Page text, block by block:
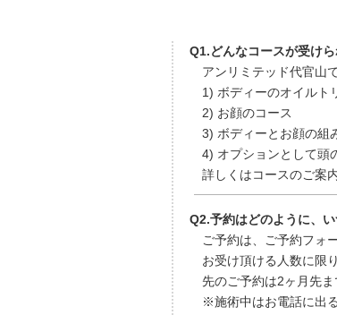
Q1.どんなコースが受けら
アンリミテッド代官山
1) ボディーのオイルト
2) お顔のコース
3) ボディーとお顔の組
4) オプションとして頭
詳しくはコースのご案
Q2.予約はどのように、
ご予約は、ご予約フォ
お受け頂ける人数に限
先のご予約は2ヶ月先ま
※施術中はお電話に出る